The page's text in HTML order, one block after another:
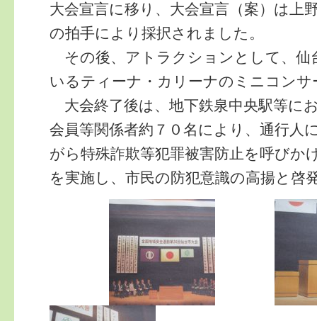
大会宣言に移り、大会宣言（案）は上
の拍手により採択されました。
その後、アトラクションとして、仙
いるティーナ・カリーナのミニコン
大会終了後は、地下鉄泉中央駅等に
会員等関係者約７０名により、通行人
がら特殊詐欺等犯罪被害防止を呼びか
を実施し、市民の防犯意識の高揚と啓